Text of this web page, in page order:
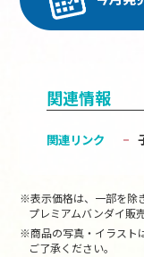
関連情報
関連リンク
※表示価格は、一部を除
プレミアムバンダイ販
※商品の写真・イラスト
ご了承ください。